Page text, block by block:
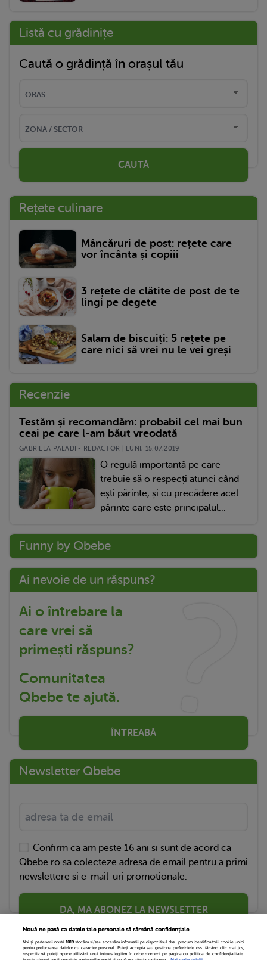
Listă cu grădinițe
Caută o grădință în orașul tău
CAUTĂ
Rețete culinare
Mâncăruri de post: rețete care
vor încânta și copiii
3 rețete de clătite de post de te
lingi pe degete
Salam de biscuiți: 5 rețete pe
care nici să vrei nu le vei greși
Recenzie
Testăm și recomandăm: probabil cel mai bun
ceai pe care l-am băut vreodată
GABRIELA PALADI - REDACTOR | LUNI, 15.07.2019
O regulă importantă pe care
trebuie să o respecți atunci când
ești părinte, și cu precădere acel
părinte care este principalul...
Funny by Qbebe
Ai nevoie de un răspuns?
Ai o întrebare la
care vrei să
primești răspuns?
Comunitatea
Qbebe te ajută.
ÎNTREABĂ
Newsletter Qbebe
Confirm ca am peste 16 ani si sunt de acord ca
Qbebe.ro sa colecteze adresa de email pentru a primi
newslettere si e-mail-uri promotionale.
DA, MA ABONEZ LA NEWSLETTER
Nouă ne pasă ca datele tale personale să rămână confidențiale
Noi și partenerii noștri 1019stocăm și/sau accesăm informații pe dispozitivul dvs., precum identificatorii cookie unici
pentru prelucrarea datelor cu caracter personal. Puteți accepta sau gestiona preferințele dvs. făcând clic mai jos,
respectiv vă puteți opune utilizării unui interes legitim în orice moment pe pagina cu politica de confidențialitate.